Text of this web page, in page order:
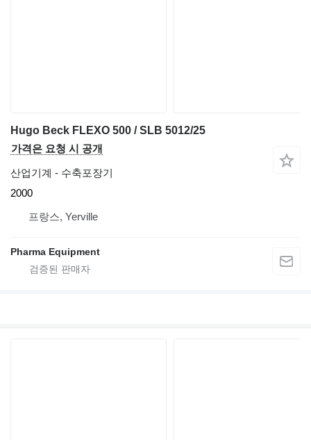
Hugo Beck FLEXO 500 / SLB 5012/25
가격은 요청 시 공개
산업기계 - 수축포장기
2000
프랑스, Yerville
Pharma Equipment